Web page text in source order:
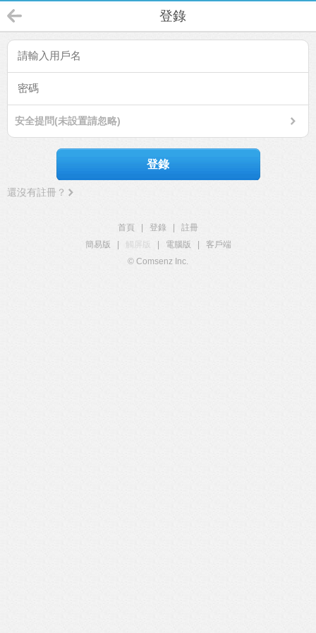
登錄
安全提問(未設置請忽略)
登錄
還沒有註冊？
首頁 登錄
註冊
簡易版
觸屏版 電腦版
客戶端
© Comsenz Inc.